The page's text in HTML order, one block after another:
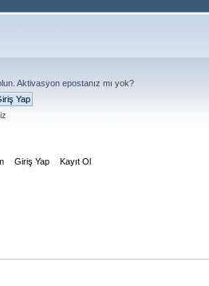
Aktivasyon epostanız mı yok?
Giriş Yap Kayıt Ol